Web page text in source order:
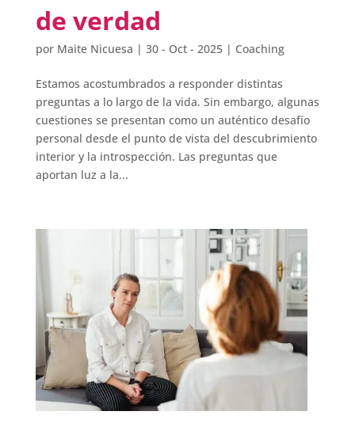
de verdad
por Maite Nicuesa | 30 - Oct - 2025| Coaching
Estamos acostumbrados a responder distintas
preguntas a lo largo de la vida. Sin embargo, algunas
cuestiones se presentan como un auténtico desafío
personal desde el punto de vista del descubrimiento
interior y la introspección. Las preguntas que
aportan luz a la...